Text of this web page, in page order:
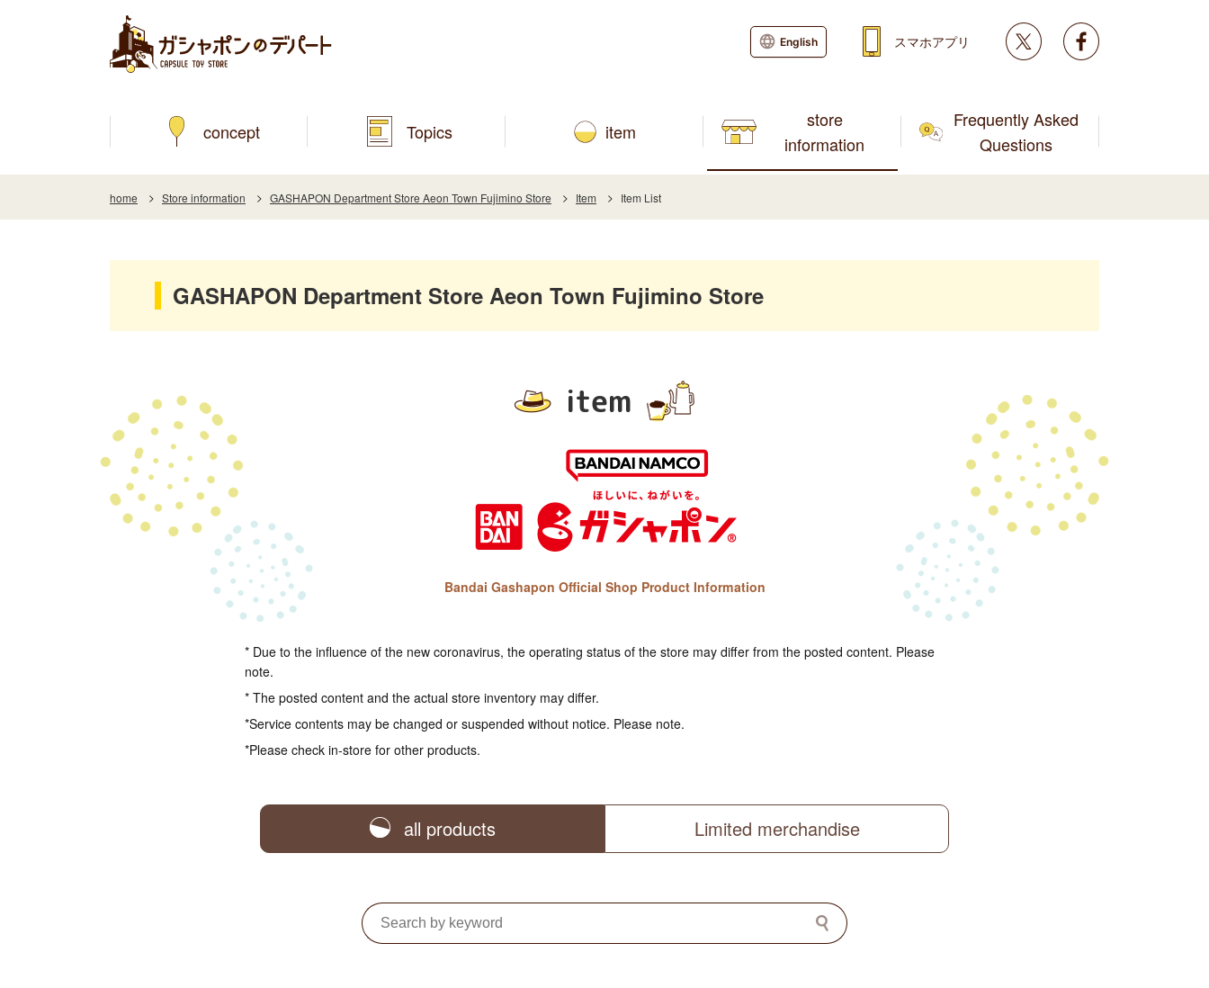
concept Topics item
store
information
Frequently Asked
Questions
English スマホアプリ Twitter
home Store information GASHAPON Department Store Aeon Town Fujimino Store Item Item List
GASHAPON Department Store Aeon Town Fujimino Store
item
Bandai Gashapon Official Shop Product Information
* Due to the influence of the new coronavirus, the operating status of the store may differ from the posted content. Please
note.
* The posted content and the actual store inventory may differ.
*Service contents may be changed or suspended without notice. Please note.
*Please check in-store for other products.
all products Limited merchandise